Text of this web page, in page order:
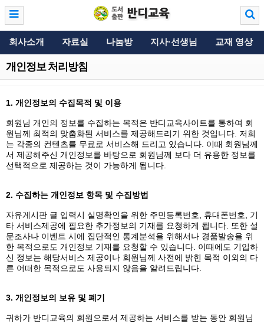
회사소개 자료실 나눔방 지사·선생님 교재 영상
개인정보 처리방침
1. 개인정보의 수집목적 및 이용
회원님 개인의 정보를 수집하는 목적은 반디교육사이트를 통하여 회
원님께 최적의 맞춤화된 서비스를 제공해드리기 위한 것입니다. 저희
는 각종의 컨텐츠를 무료로 서비스해 드리고 있습니다. 이때 회원님께
서 제공해주신 개인정보를 바탕으로 회원님께 보다 더 유용한 정보를
선택적으로 제공하는 것이 가능하게 됩니다.
2. 수집하는 개인정보 항목 및 수집방법
자유게시판 글 입력시 실명확인을 위한 주민등록번호, 휴대폰번호, 기
타 서비스제공에 필요한 추가정보의 기재를 요청하게 됩니다. 또한 설
문조사나 이벤트 시에 집단적인 통계분석을 위해서나 경품발송을 위
한 목적으로도 개인정보 기재를 요청할 수 있습니다. 이때에도 기입하
신 정보는 해당서비스 제공이나 회원님께 사전에 밝힌 목적 이외의 다
른 어떠한 목적으로도 사용되지 않음을 알려드립니다.
3. 개인정보의 보유 및 폐기
귀하가 반디교육의 회원으로서 제공하는 서비스를 받는 동안 회원님